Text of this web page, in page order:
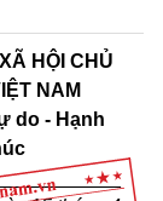
HỘI CHỦ
NAM
do - Hạnh